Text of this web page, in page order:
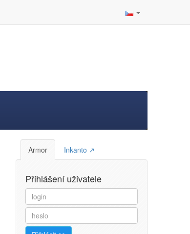
Armor Inkanto ↗
Přihlášení uživatele